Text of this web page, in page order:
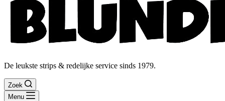
De leukste strips & redelijke service sinds 1979.
Zoek
Menu